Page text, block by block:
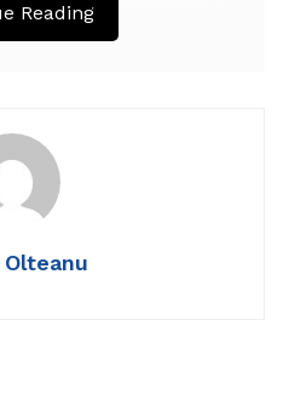
Reading